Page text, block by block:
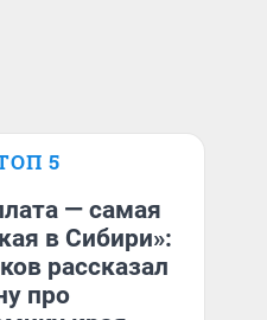
5
— самая
в Сибири»:
рассказал
про